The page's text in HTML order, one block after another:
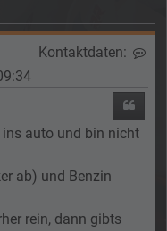
Kontaktdaten:
ins auto und bin nicht
ab) und Benzin
rein, dann gibts